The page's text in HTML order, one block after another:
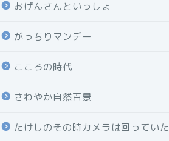
おげんさんといっしょ
がっちりマンデー
こころの時代
さわやか自然百景
たけしのその時カメラは回っていた